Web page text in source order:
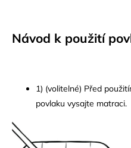
Návod k použití
1) (volitelné) Před
povlaku vysajte matraci.